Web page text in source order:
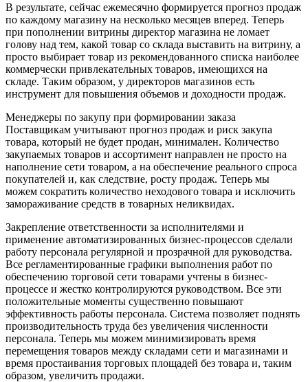
В результате, сейчас ежемесячно формируется прогноз продаж
по каждому магазину на несколько месяцев вперед. Теперь
при пополнении витрины директор магазина не ломает
голову над тем, какой товар со склада выставить на витрину, а
просто выбирает товар из рекомендованного списка наиболее
коммерчески привлекательных товаров, имеющихся на
складе. Таким образом, у директоров магазинов есть
инструмент для повышения объемов и доходности продаж.
Менеджеры по закупу при формировании заказа
Поставщикам учитывают прогноз продаж и риск закупа
товара, который не будет продан, минимален. Количество
закупаемых товаров и ассортимент направлен не просто на
наполнение сети товаром, а на обеспечение реального спроса
покупателей и, как следствие, росту продаж. Теперь мы
можем сократить количество неходового товара и исключить
замораживание средств в товарных неликвидах.
Закрепление ответственности за исполнителями и
применение автоматизированных бизнес-процессов сделали
работу персонала регулярной и прозрачной для руководства.
Все регламентированные графики выполнения работ по
обеспечению торговой сети товарами учтены в бизнес-
процессе и жестко контролируются руководством. Все эти
положительные моменты существенно повышают
эффективность работы персонала. Система позволяет поднять
производительность труда без увеличения численности
персонала. Теперь мы можем минимизировать время
перемещения товаров между складами сети и магазинами и
время простаивания торговых площадей без товара и, таким
образом, увеличить продажи.